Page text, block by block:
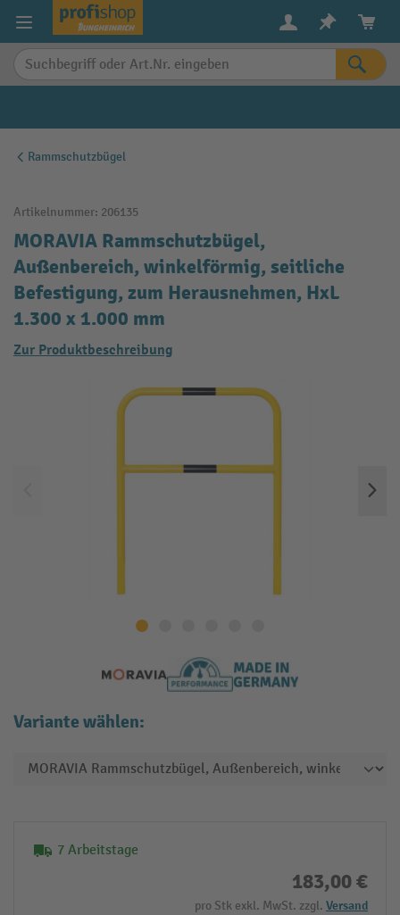
springen
Rammschutzbügel
Artikelnummer: 206135
MORAVIA Rammschutzbügel,
Außenbereich, winkelförmig, seitliche
Befestigung, zum Herausnehmen, HxL
1.300 x 1.000 mm
Zur Produktbeschreibung
Variante wählen:
7 Arbeitstage
183,00 €
pro Stk exkl. MwSt. zzgl. Versand